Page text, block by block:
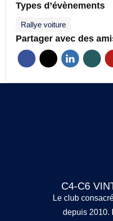
Types d’évènements
Rallye voiture
Partager avec des
C4-C6
Le club
depuis 2010.